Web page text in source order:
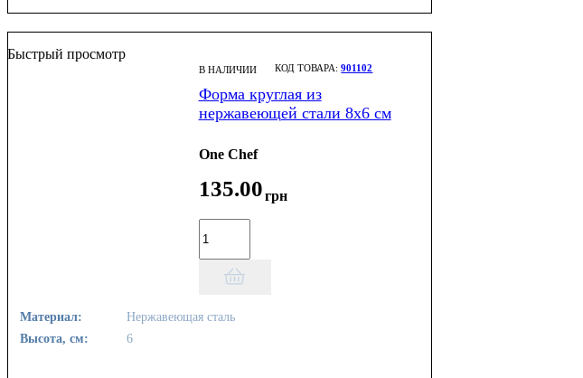
Быстрый просмотр
В НАЛИЧИИ 901102
Форма круглая из
нержавеющей стали 8х6 см
One Chef
135.00грн
Материал:
Нержавеющая сталь
Высота, см:
6